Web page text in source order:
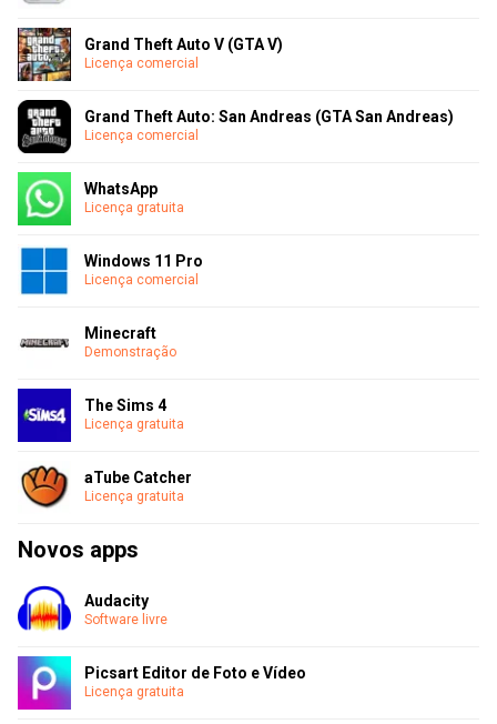
Grand Theft Auto V (GTA V)
Licença comercial
Grand Theft Auto: San Andreas (GTA San Andreas)
Licença comercial
WhatsApp
Licença gratuita
Windows 11 Pro
Licença comercial
Minecraft
Demonstração
The Sims 4
Licença gratuita
aTube Catcher
Licença gratuita
Novos apps
Audacity
Software livre
Picsart Editor de Foto e Vídeo
Licença gratuita